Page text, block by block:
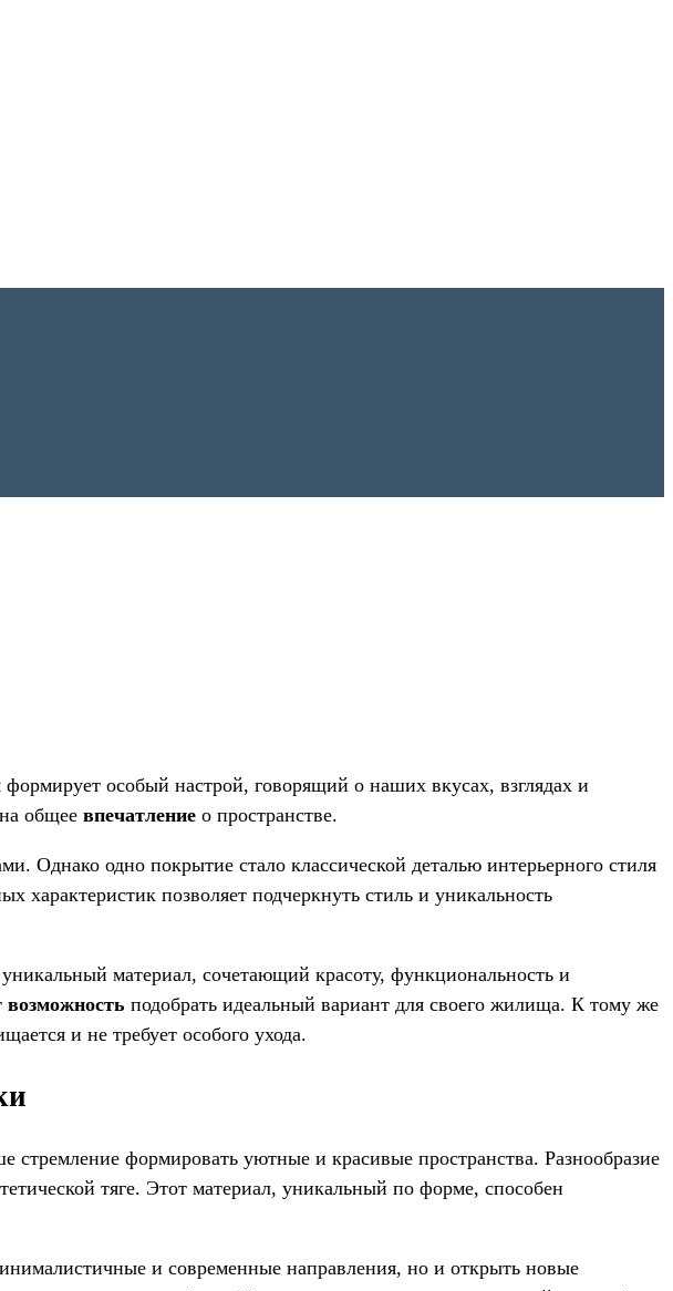
особый настрой, говорящий о наших вкусах, взглядах и
общее впечатление о пространстве.
Однако одно покрытие стало классической деталью интерьерного стиля
позволяет подчеркнуть стиль и уникальность
материал, сочетающий красоту, функциональность и
возможность подобрать идеальный вариант для своего жилища. К тому же
и не требует особого ухода.
формировать уютные и красивые пространства. Разнообразие
тяге. Этот материал, уникальный по форме, способен
и современные направления, но и открыть новые